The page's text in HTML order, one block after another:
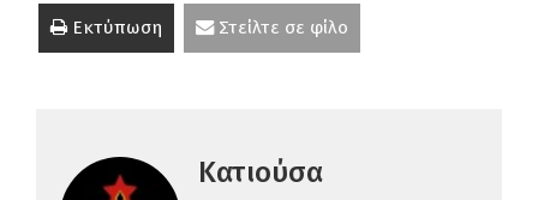
Εκτύπωση Στείλτε σε φίλο
Κατιούσα